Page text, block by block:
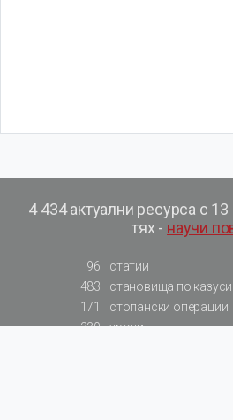
4 434 актуални ресурса с
тях - научи
96
статии
483
становища по казуси
171
стопански операции
230
уроци